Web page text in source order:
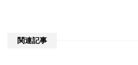
関連記事